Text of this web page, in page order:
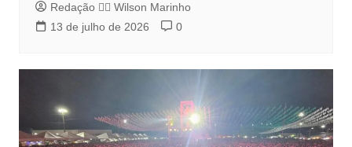
Redação 👨‍⚖️​ Wilson Marinho
13 de julho de 2026
0